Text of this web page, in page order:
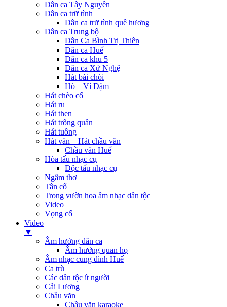
Dân ca Tây Nguyên
Dân ca trữ tình
Dân ca trữ tình quê hương
Dân ca Trung bộ
Dân Ca Bình Trị Thiên
Dân ca Huế
Dân ca khu 5
Dân ca Xứ Nghệ
Hát bài chòi
Hò – Ví Dặm
Hát chèo cổ
Hát ru
Hát then
Hát trống quân
Hát tuồng
Hát văn – Hát chầu văn
Chầu văn Huế
Hòa tấu nhạc cụ
Độc tấu nhạc cụ
Ngâm thơ
Tân cổ
Trong vườn hoa âm nhạc dân tộc
Video
Vọng cổ
Video
▼
Âm hưởng dân ca
Âm hưởng quan họ
Âm nhạc cung đình Huế
Ca trù
Các dân tộc ít người
Cải Lương
Chầu văn
Chầu văn karaoke